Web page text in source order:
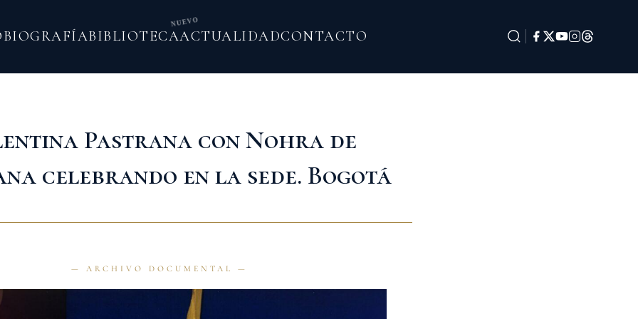
BIOGRAFÍABIBLIOTECA
NUEVO
ACTUALIDADCONTACTO
Pastrana con Nohra de
celebrando en la sede. Bogotá